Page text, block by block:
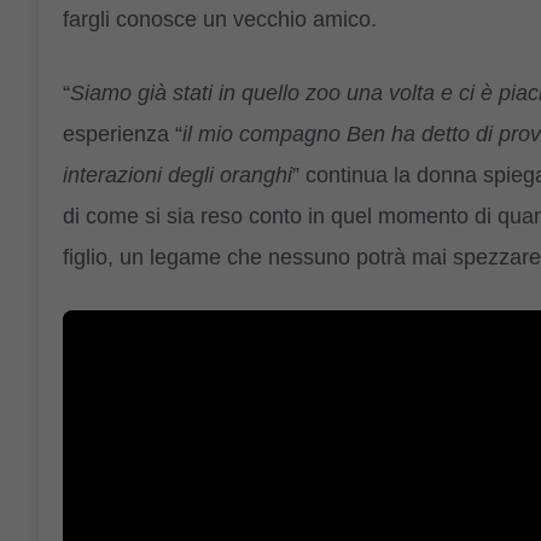
fargli conosce un vecchio amico.
“Siamo già stati in quello zoo una volta e ci è
esperienza “il mio compagno Ben ha detto di
interazioni degli oranghi” continua la donna
di come si sia reso conto in quel momento di
figlio, un legame che nessuno potrà mai